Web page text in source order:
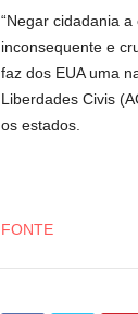
“Negar cidadania
inconsequente e
faz dos EUA uma
Liberdades Civis
os estados.
FONTE